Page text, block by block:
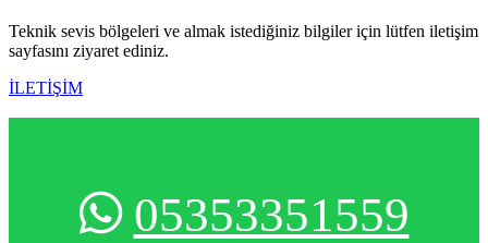
Teknik sevis bölgeleri ve almak istediğiniz bilgiler için lütfen iletişim
sayfasını ziyaret ediniz.
İLETİŞİM
05353351559